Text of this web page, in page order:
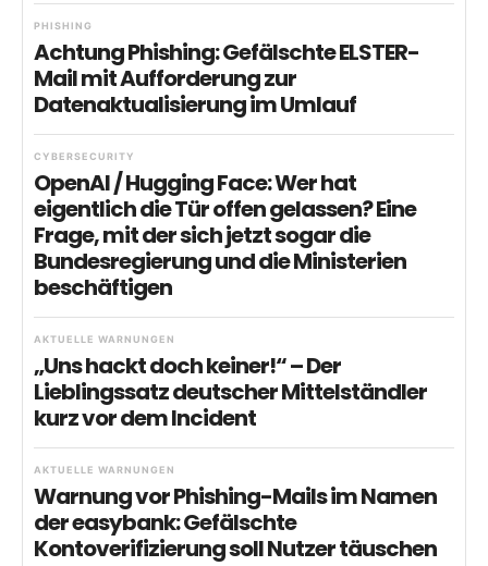
PHISHING
Achtung Phishing: Gefälschte ELSTER-
Mail mit Aufforderung zur
Datenaktualisierung im Umlauf
CYBERSECURITY
OpenAI / Hugging Face: Wer hat
eigentlich die Tür offen gelassen? Eine
Frage, mit der sich jetzt sogar die
Bundesregierung und die Ministerien
beschäftigen
AKTUELLE WARNUNGEN
„Uns hackt doch keiner!“ – Der
Lieblingssatz deutscher Mittelständler
kurz vor dem Incident
AKTUELLE WARNUNGEN
Warnung vor Phishing-Mails im Namen
der easybank: Gefälschte
Kontoverifizierung soll Nutzer täuschen